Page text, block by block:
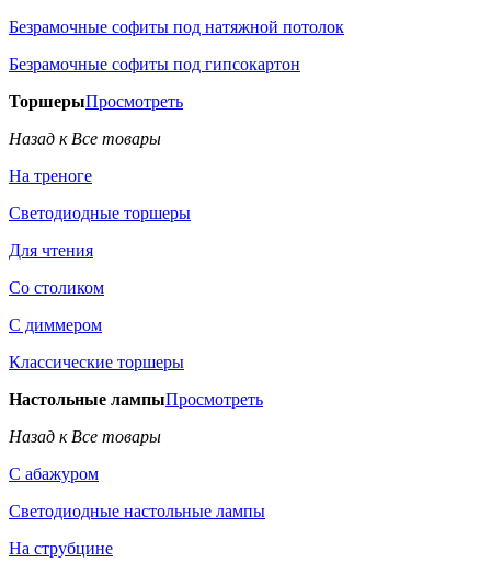
Безрамочные софиты под натяжной потолок
Безрамочные софиты под гипсокартон
ТоршерыПросмотреть
Назад к Все товары
На треноге
Светодиодные торшеры
Для чтения
Со столиком
С диммером
Классические торшеры
Настольные лампыПросмотреть
Назад к Все товары
С абажуром
Светодиодные настольные лампы
На струбцине